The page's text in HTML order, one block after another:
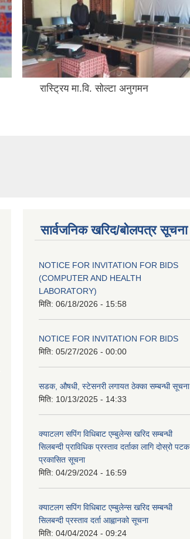
रास्ट्रिय मा.वि. सोल्टा अनुगमन
सार्वजनिक खरिद/बोलपत्र सूचना
NOTICE FOR INVITATION FOR BIDS
(COMPUTER AND HEALTH
LABORATORY)
मिति: 06/18/2026 - 15:58
NOTICE FOR INVITATION FOR BIDS
मिति: 05/27/2026 - 00:00
सडक, औषधी, स्टेसनरी लगायत ठेक्का सम्बन्धी सूचना
मिति: 10/13/2025 - 14:33
क्याटलग सपिंग विधिबाट एम्बुलेन्स खरिद सम्बन्धी
सिलबन्दी प्राविधिक प्रस्ताव दर्ताका लागि दोस्रो पटक
प्रकासित सूचना
मिति: 04/29/2024 - 16:59
क्याटलग सपिंग विधिबाट एम्बुलेन्स खरिद सम्बन्धी
सिलबन्दी प्रस्ताव दर्ता आह्वानको सूचना
मिति: 04/04/2024 - 09:24